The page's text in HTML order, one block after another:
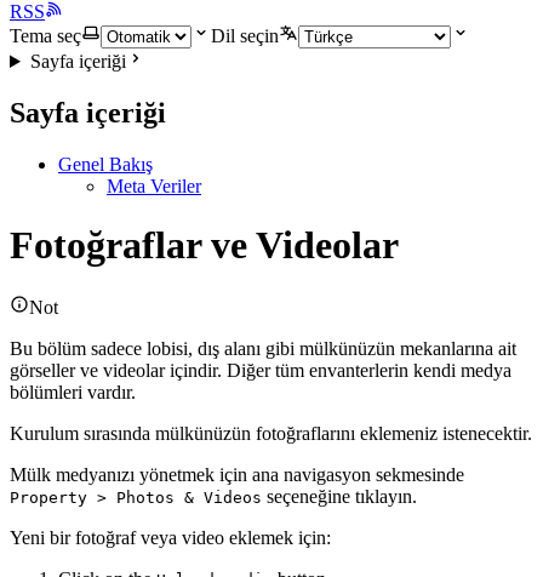
RSS
Tema seç
Dil seçin
Sayfa içeriği
Sayfa içeriği
Genel Bakış
Meta Veriler
Fotoğraflar ve Videolar
Not
Bu bölüm sadece lobisi, dış alanı gibi mülkünüzün mekanlarına ait
görseller ve videolar içindir. Diğer tüm envanterlerin kendi medya
bölümleri vardır.
Kurulum sırasında mülkünüzün fotoğraflarını eklemeniz istenecektir.
Mülk medyanızı yönetmek için ana navigasyon sekmesinde
Property > Photos & Videos seçeneğine tıklayın.
Yeni bir fotoğraf veya video eklemek için: